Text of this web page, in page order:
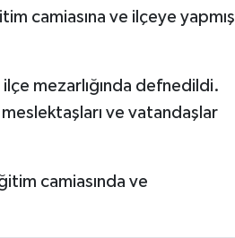
camiasına ve ilçeye yapmış
ilçe mezarlığında defnedildi.
ve vatandaşlar
camiasında ve